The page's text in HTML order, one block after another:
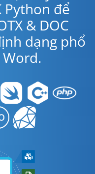
Python để
& DOC
dạng phổ
Word.